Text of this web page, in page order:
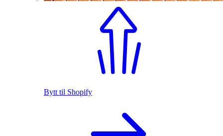
Bytt til Shopify